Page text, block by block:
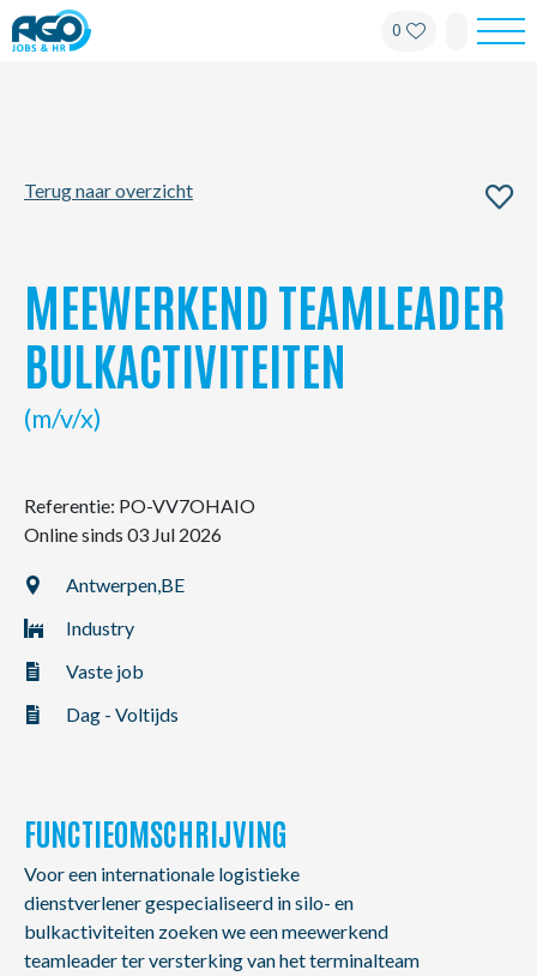
0
Kantoren
My AGO
NL FR EN
Terug naar overzicht
MEEWERKEND TEAMLEADER
BULKACTIVITEITEN
(m/v/x)
Referentie: PO-VV7OHAIO
Online sinds 03 Jul 2026
Antwerpen,BE
Industry
Vaste job
Dag - Voltijds
FUNCTIEOMSCHRIJVING
Voor een internationale logistieke
dienstverlener gespecialiseerd in silo- en
bulkactiviteiten zoeken we een meewerkend
teamleader ter versterking van het terminalteam